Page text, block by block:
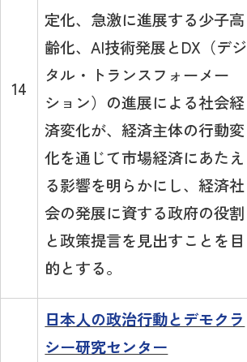
14
定化、急激に進展する少子高
齢化、AI技術発展とDX（デジ
タル・トランスフォーメー
ション）の進展による社会経
済変化が、経済主体の行動変
化を通じて市場経済にあたえ
る影響を明らかにし、経済社
会の発展に資する政府の役割
と政策提言を見出すことを目
的とする。
日本人の政治行動とデモクラ
シー研究センター